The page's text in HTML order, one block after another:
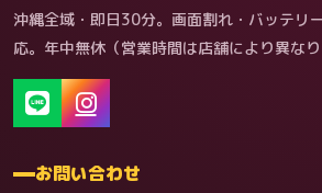
沖縄全域・即日30分。画面割れ・バッテリ
応。年中無休（営業時間は店舗により異なり
お問い合わせ